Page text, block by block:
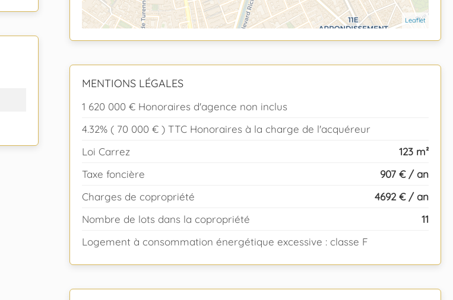
Leaflet
MENTIONS LÉGALES
1 620 000 € Honoraires d'agence non inclus
4.32% ( 70 000 € ) TTC Honoraires à la charge de l'acquéreur
Loi Carrez
123 m²
Taxe foncière
907 € / an
Charges de copropriété
4692 € / an
Nombre de lots dans la copropriété
11
Logement à consommation énergétique excessive : classe F